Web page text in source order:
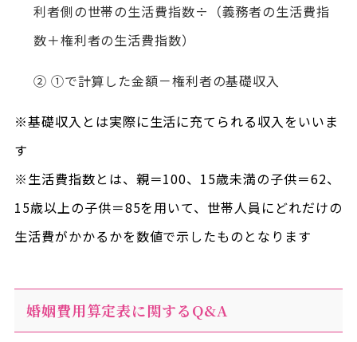
利者側の世帯の生活費指数÷（義務者の生活費指
数＋権利者の生活費指数）
② ①で計算した金額－権利者の基礎収入
※基礎収入とは実際に生活に充てられる収入をいいま
す
※生活費指数とは、親＝100、15歳未満の子供＝62、
15歳以上の子供＝85を用いて、世帯人員にどれだけの
生活費がかかるかを数値で示したものとなります
婚姻費用算定表に関するQ&A